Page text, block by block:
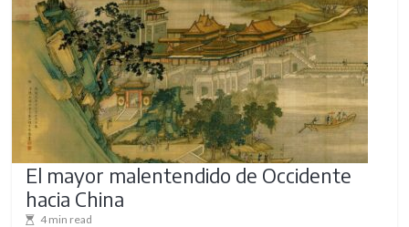
El mayor malentendido de Occidente
hacia China
4 min read